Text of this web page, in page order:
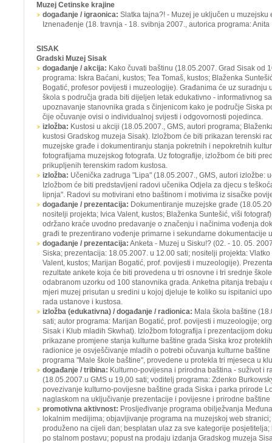
Muzej Cetinske krajine
događanje / igraonica: Slatka tajna?! - Muzej je uključen u
Iznenađenje (18. travnja - 18. svibnja 2007., autorica programa:
SISAK
Gradski Muzej Sisak
događanje / akcija: Kako čuvati baštinu (18.05.2007. Grad Sisak od
programa: Iskra Baćani, kustos; Tea Tomaš, kustos; Blaženka
Bogatić, profesor povijesti i muzeologije). Građanima će uz suradnju
škola s područja grada biti dijeljen letak edukativno - informativnog
upoznavanje stanovnika grada s činjenicom kako je područje Siska
čije očuvanje ovisi o individualnoj svijesti i odgovornosti pojedinca.
izložba: Kustosi u akciji (18.05.2007., GMS, autori programa;
kustosi Gradskog muzeja Sisak). Izložbom će biti prikazan terenski
muzejske građe i dokumentiranju stanja pokretnih i nepokretnih
fotografijama muzejskog fotografa. Uz fotografije, izložbom će biti
prikupljenih terenskim radom kustosa.
izložba: Učenička zadruga "Lipa" (18.05.2007., GMS, autori izložbe:
Izložbom će biti predstavljeni radovi učenika Odjela za djecu s
lipnja". Radovi su motivirani etno baštinom i motivima iz sisačke
događanje / prezentacija: Dokumentiranje muzejske građe (
nositelji projekta; Ivica Valent, kustos; Blaženka Suntešić, viši
održano kraće uvodno predavanje o značenju i načinima vođenja
građi te prezentirano vođenje primarne i sekundarne dokumentacije
događanje / prezentacija: Anketa - Muzej u Sisku!? (02. - 10. 05.
Siska; prezentacija: 18.05.2007. u 12.00 sati; nositelji projekta:
Valent, kustos; Marijan Bogatić, prof. povijesti i muzeologije).
rezultate ankete koja će biti provedena u tri osnovne i tri srednje
odabranom uzorku od 100 stanovnika grada. Anketna pitanja trebaju
mjeri muzej prisutan u sredini u kojoj djeluje te koliko su ispitanici
rada ustanove i kustosa.
izložba (edukativna) / događanje / radionica: Mala škola baštine
sati; autor programa: Marijan Bogatić, prof. povijesti i muzeologije;
Sisak i Klub mladih Skwhat). Izložbom fotografija i prezentacijom
prikazane promjene stanja kulturne baštine grada Siska kroz
radionice je osvješčivanje mladih o potrebi očuvanja kulturne
programa "Male škole baštine", provedene u protekla tri mjeseca u
događanje / tribina: Kulturno-povijesna i prirodna baština - suživot i
(18.05.2007.u GMS u 19,00 sati; voditelj programa: Zdenko
povezivanje kulturno-povijesne baštine grada Siska i parka prirode
naglaskom na uključivanje prezentacije i povijesne i prirodne
promotivna aktivnost: Prosljeđivanje programa obilježvanja
lokalnim medijima; objavljivanje programa na muzejskoj web
produženo na cijeli dan; besplatan ulaz za sve kategorije
po stalnom postavu; popust na prodaju izdanja Gradskog muzeja